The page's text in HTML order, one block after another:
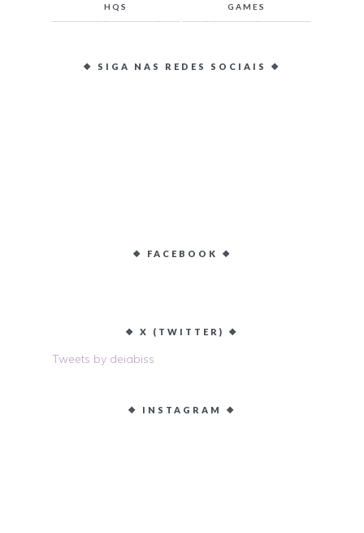
HQS GAMES
❖ SIGA NAS REDES SOCIAIS ❖
❖ FACEBOOK ❖
❖ X (TWITTER) ❖
Tweets by deiabiss
❖ INSTAGRAM ❖